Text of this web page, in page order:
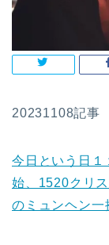
20231108記事
今日という日１
始、1520クリ
のミュンヘン一